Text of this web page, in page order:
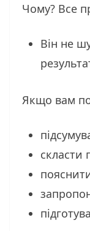
Чому? Все
Він не
Якщо вам
скласти